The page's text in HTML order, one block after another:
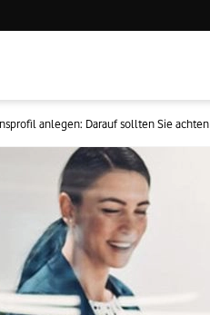
anlegen: Darauf sollten Sie achten